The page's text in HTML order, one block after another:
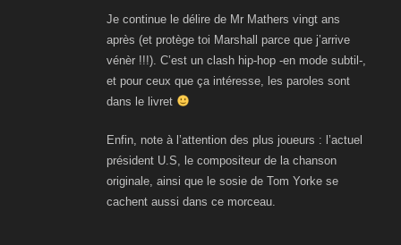
Je continue le délire de Mr Mathers vingt ans
après (et protège toi Marshall parce que j’arrive
vénèr !!!). C’est un clash hip-hop -en mode subtil-,
et pour ceux que ça intéresse, les paroles sont
dans le livret
Enfin, note à l’attention des plus joueurs : l’actuel
président U.S, le compositeur de la chanson
originale, ainsi que le sosie de Tom Yorke se
cachent aussi dans ce morceau.